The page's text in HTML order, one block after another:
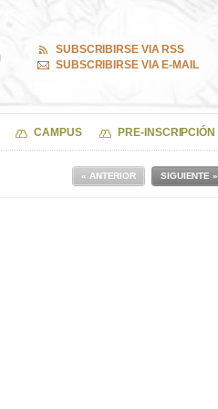
SUBSCRIBIRSE VIA RSS
SUBSCRIBIRSE VIA E-MAIL
CAMPUS PRE-INSCRIPCIÓN
SIGUIENTE »
« ANTERIOR